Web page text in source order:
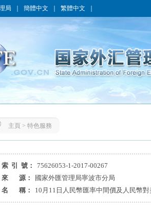
局 簡體中文 繁體中文
主頁 > 特色服務
索 引 號：
75626053-1-2017-00267
來 源：
國家外匯管理局寧波市分局
名 稱：
10月11日人民幣匯率中間價及人民幣